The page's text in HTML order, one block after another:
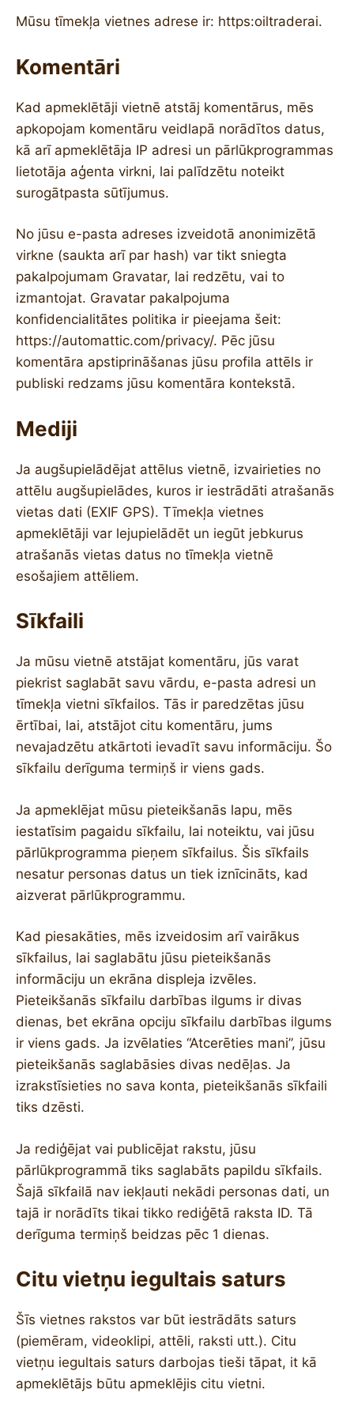
Mūsu tīmekļa vietnes adrese ir: https:oiltraderai.
Komentāri
Kad apmeklētāji vietnē atstāj komentārus, mēs
apkopojam komentāru veidlapā norādītos datus,
kā arī apmeklētāja IP adresi un pārlūkprogrammas
lietotāja aģenta virkni, lai palīdzētu noteikt
surogātpasta sūtījumus.
No jūsu e-pasta adreses izveidotā anonimizētā
virkne (saukta arī par hash) var tikt sniegta
pakalpojumam Gravatar, lai redzētu, vai to
izmantojat. Gravatar pakalpojuma
konfidencialitātes politika ir pieejama šeit:
https://automattic.com/privacy/. Pēc jūsu
komentāra apstiprināšanas jūsu profila attēls ir
publiski redzams jūsu komentāra kontekstā.
Mediji
Ja augšupielādējat attēlus vietnē, izvairieties no
attēlu augšupielādes, kuros ir iestrādāti atrašanās
vietas dati (EXIF GPS). Tīmekļa vietnes
apmeklētāji var lejupielādēt un iegūt jebkurus
atrašanās vietas datus no tīmekļa vietnē
esošajiem attēliem.
Sīkfaili
Ja mūsu vietnē atstājat komentāru, jūs varat
piekrist saglabāt savu vārdu, e-pasta adresi un
tīmekļa vietni sīkfailos. Tās ir paredzētas jūsu
ērtībai, lai, atstājot citu komentāru, jums
nevajadzētu atkārtoti ievadīt savu informāciju. Šo
sīkfailu derīguma termiņš ir viens gads.
Ja apmeklējat mūsu pieteikšanās lapu, mēs
iestatīsim pagaidu sīkfailu, lai noteiktu, vai jūsu
pārlūkprogramma pieņem sīkfailus. Šis sīkfails
nesatur personas datus un tiek iznīcināts, kad
aizverat pārlūkprogrammu.
Kad piesakāties, mēs izveidosim arī vairākus
sīkfailus, lai saglabātu jūsu pieteikšanās
informāciju un ekrāna displeja izvēles.
Pieteikšanās sīkfailu darbības ilgums ir divas
dienas, bet ekrāna opciju sīkfailu darbības ilgums
ir viens gads. Ja izvēlaties “Atcerēties mani”, jūsu
pieteikšanās saglabāsies divas nedēļas. Ja
izrakstīsieties no sava konta, pieteikšanās sīkfaili
tiks dzēsti.
Ja rediģējat vai publicējat rakstu, jūsu
pārlūkprogrammā tiks saglabāts papildu sīkfails.
Šajā sīkfailā nav iekļauti nekādi personas dati, un
tajā ir norādīts tikai tikko rediģētā raksta ID. Tā
derīguma termiņš beidzas pēc 1 dienas.
Citu vietņu iegultais saturs
Šīs vietnes rakstos var būt iestrādāts saturs
(piemēram, videoklipi, attēli, raksti utt.). Citu
vietņu iegultais saturs darbojas tieši tāpat, it kā
apmeklētājs būtu apmeklējis citu vietni.